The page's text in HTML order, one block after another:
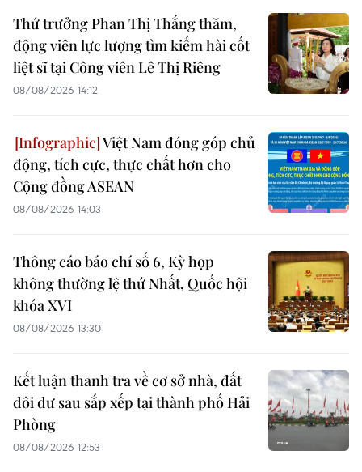
Thứ trưởng Phan Thị Thắng thăm,
động viên lực lượng tìm kiếm hài cốt
liệt sĩ tại Công viên Lê Thị Riêng
08/08/2026 14:12
Việt Nam đóng góp chủ
động, tích cực, thực chất hơn cho
Cộng đồng ASEAN
08/08/2026 14:03
Thông cáo báo chí số 6, Kỳ họp
không thường lệ thứ Nhất, Quốc hội
khóa XVI
08/08/2026 13:30
Kết luận thanh tra về cơ sở nhà, đất
dôi dư sau sắp xếp tại thành phố Hải
Phòng
08/08/2026 12:53